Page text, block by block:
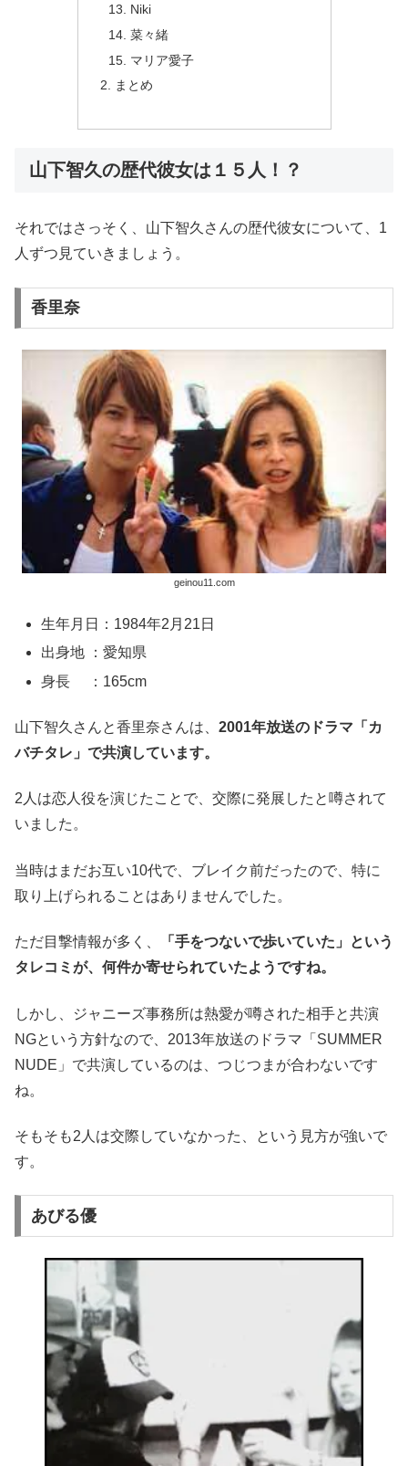
Niki
菜々緒
マリア愛子
まとめ
山下智久の歴代彼女は１５人！？
それではさっそく、山下智久さんの歴代彼女について、1
人ずつ見ていきましょう。
香里奈
geinou11.com
生年月日：1984年2月21日
出身地 ：愛知県
身長 ：165cm
山下智久さんと香里奈さんは、 2001年放送のドラマ「カ
バチタレ」で共演しています。
2人は恋人役を演じたことで、交際に発展したと噂されて
いました。
当時はまだお互い10代で、ブレイク前だったので、特に
取り上げられることはありませんでした。
ただ目撃情報が多く、
「手をつないで歩いていた」という
タレコミが、何件か寄せられていたようですね。
しかし、ジャニーズ事務所は熱愛が噂された相手と共演
NGという方針なので、2013年放送のドラマ「SUMMER
NUDE」で共演しているのは、つじつまが合わないです
ね。
そもそも2人は交際していなかった、という見方が強いで
す。
あびる優